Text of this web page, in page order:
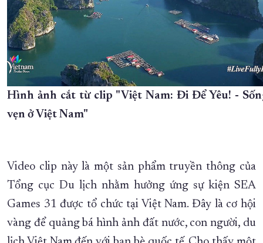
Hình ảnh cắt từ clip "Việt Nam: Đi Để Yêu! -
vẹn ở Việt Nam"
Video clip này là một sản phẩm truyền thông của
Tổng cục Du lịch nhằm hưởng ứng sự kiện SEA
Games 31 được tổ chức tại Việt Nam. Đây là cơ hội
vàng để quảng bá hình ảnh đất nước, con người, du